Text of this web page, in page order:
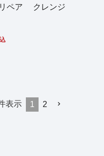
ペア クレンジ
表示 1 2